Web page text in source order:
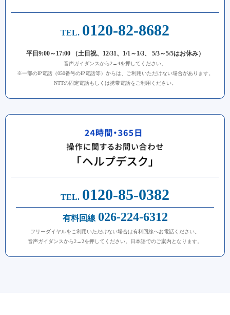
TEL. 0120-82-8682
平日9:00～17:00 （土日祝、12/31、1/1～1/3、 5/3～5/5はお休み）
音声ガイダンスから2→4を押してください。
※一部のIP電話（050番号のIP電話等）からは、ご利用いただけない場合があります。
NTTの固定電話もしくは携帯電話をご利用ください。
TEL. 0120-85-0382
有料回線 026-224-6312
フリーダイヤルをご利用いただけない場合は有料回線へお電話ください。
音声ガイダンスから2→2を押してください。日本語でのご案内となります。